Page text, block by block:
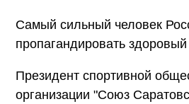
Самый сильный человек
пропагандировать
Президент спортивной
организации "Союз